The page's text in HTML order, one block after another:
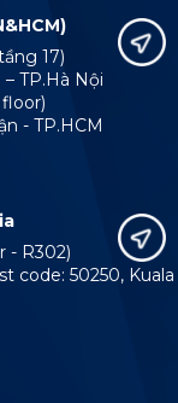
17)
TP.Hà Nội
floor)
- TP.HCM
- R302)
code: 50250, Kuala